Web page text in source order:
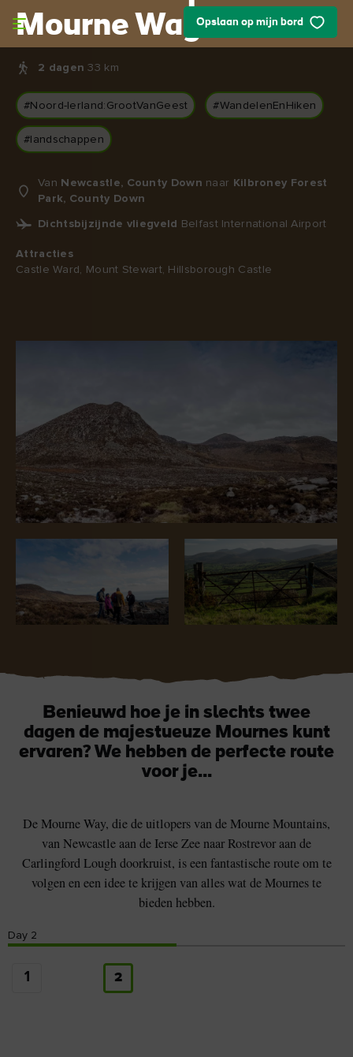
Blarney Stone bij
Blarney Castle
Game of Thrones Studio
Opslaan op mijn bord
Mourne Way
2 dagen 33 km
#Noord-Ierland:GrootVanGeest #WandelenEnHiken
#landschappen
Van Newcastle, County Down naar
Kilbroney Forest
Park, County Down
Dichtsbijzijnde vliegveld Belfast International Airport
Attracties
Castle Ward, Mount Stewart, Hillsborough Castle
Benieuwd hoe je in slechts twee
dagen de majestueuze Mournes kunt
ervaren? We hebben de perfecte route
voor je...
De Mourne Way, die de uitlopers van de Mourne Mountains,
van Newcastle aan de Ierse Zee naar Rostrevor aan de
Carlingford Lough doorkruist, is een fantastische route om te
volgen en een idee te krijgen van alles wat de Mournes te
bieden hebben.
Day 2
1 2